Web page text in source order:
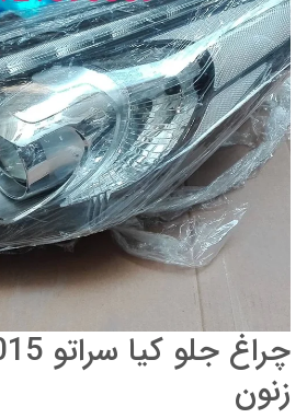
زنون